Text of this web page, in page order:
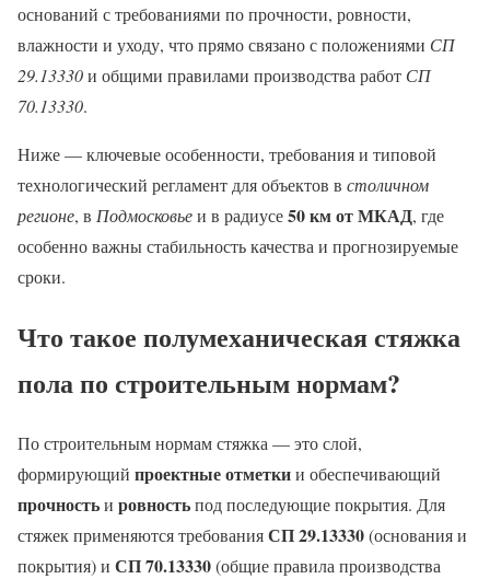
оснований с требованиями по прочности, ровности,
влажности и уходу, что прямо связано с положениями СП
29.13330и общими правилами производства работ СП
70.13330.
Ниже — ключевые особенности, требования и типовой
технологический регламент для объектов в столичном
регионе, в Подмосковьеи в радиусе50 км от МКАД, где
особенно важны стабильность качества и прогнозируемые
сроки.
Что такое полумеханическая стяжка
пола по строительным нормам?
По строительным нормам стяжка — это слой,
формирующий проектные отметкии обеспечивающий
прочностьи ровностьпод последующие покрытия. Для
стяжек применяются требованияСП 29.13330(основания и
покрытия) и СП 70.13330(общие правила производства